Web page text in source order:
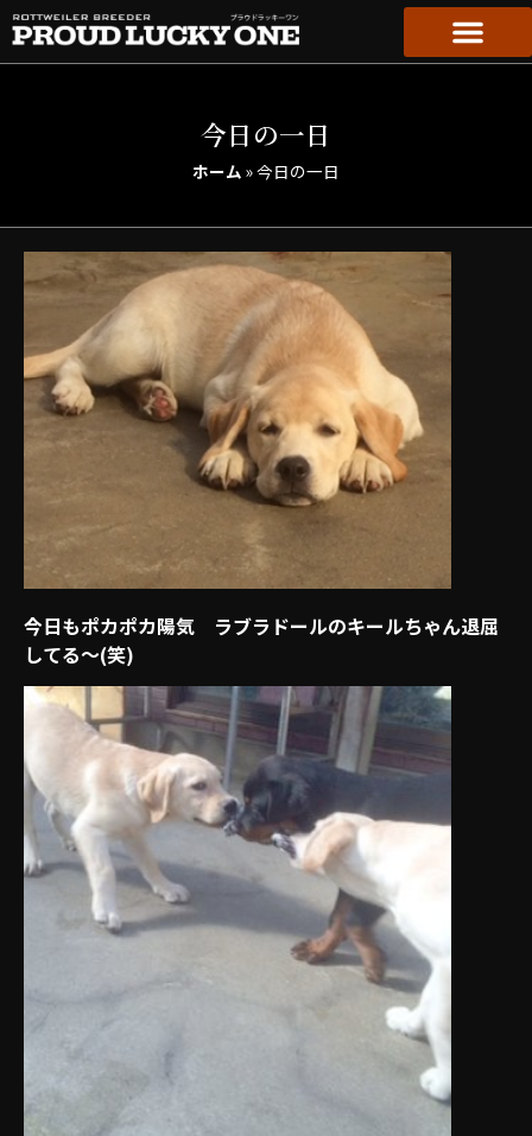
今日の一日
ホーム »今日の一日
今日もポカポカ陽気 ラブラドールのキールちゃん退屈
してる～(笑)